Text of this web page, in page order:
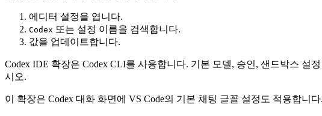
에디터 설정을 엽니다.
Codex 또는 설정 이름을 검색합니다.
값을 업데이트합니다.
Codex IDE 확장은 Codex CLI를 사용합니다. 기본 모델, 승인, 샌드박스 설
시오.
이 확장은 Codex 대화 화면에 VS Code의 기본 채팅 글꼴 설정도 적용합니다.